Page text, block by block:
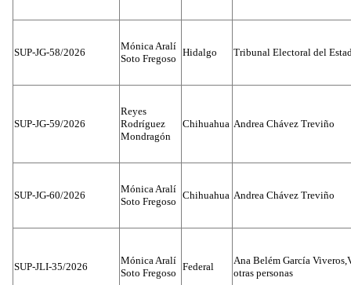
SUP-JG-58/2026
Mónica Aralí
Soto Fregoso
Hidalgo Tribunal Electoral del
SUP-JG-59/2026
Reyes
Rodríguez
Mondragón
Chihuahua Andrea Chávez Treviño
SUP-JG-60/2026
Mónica Aralí
Soto Fregoso
Chihuahua Andrea Chávez Treviño
SUP-JLI-35/2026
Mónica Aralí
Soto Fregoso
Federal
Ana Belém García
otras personas